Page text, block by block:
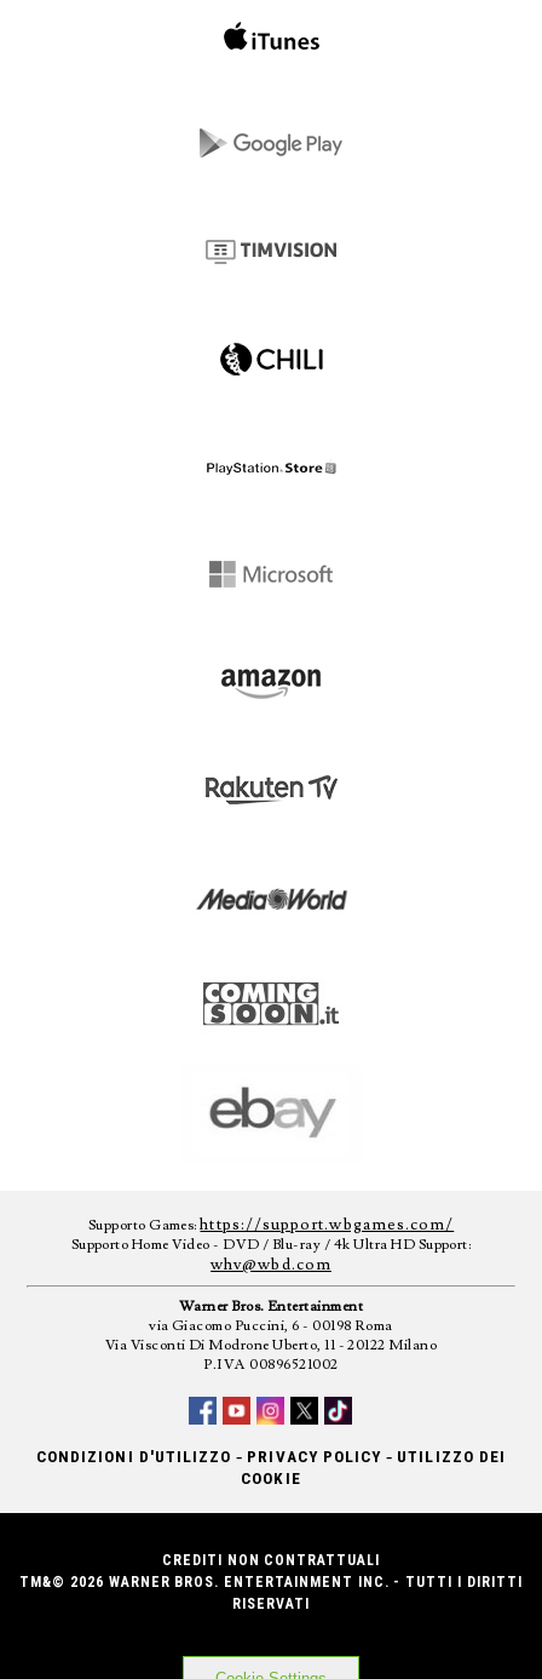
Supporto Games:https://support.wbgames.com/
Supporto Home Video - DVD / Blu-ray / 4k Ultra HD Support:
whv@wbd.com
Warner Bros. Entertainment
via Giacomo Puccini, 6 - 00198 Roma
Via Visconti Di Modrone Uberto, 11 - 20122 Milano
P.IVA 00896521002
CONDIZIONI D'UTILIZZO - PRIVACY POLICY - UTILIZZO DEI
COOKIE
CREDITI NON CONTRATTUALI
TM&© 2026 WARNER BROS. ENTERTAINMENT INC. - TUTTI I DIRITTI
RISERVATI